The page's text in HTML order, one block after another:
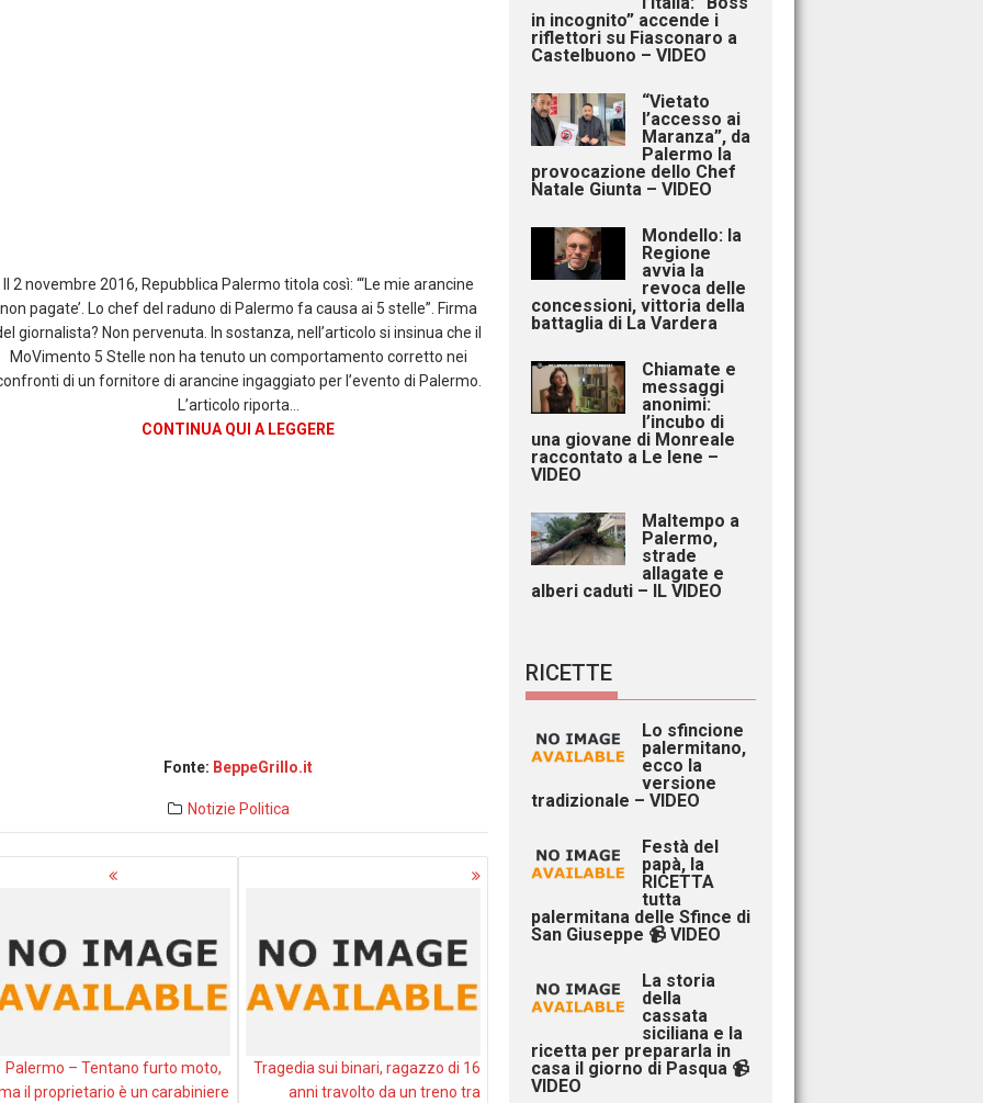
Il 2 novembre 2016, Repubblica Palermo titola così: “‘Le mie arancine
non pagate’. Lo chef del raduno di Palermo fa causa ai 5 stelle”. Firma
giornalista? Non pervenuta. In sostanza, nell’articolo si insinua che il
MoVimento 5 Stelle non ha tenuto un comportamento corretto nei
di un fornitore di arancine ingaggiato per l’evento di Palermo.
L’articolo riporta…
CONTINUA QUI A LEGGERE
Fonte: BeppeGrillo.it
Notizie Politica
Palermo – Tentano furto moto,
il proprietario è un carabiniere
Tragedia sui binari, ragazzo di 16
anni travolto da un treno tra
in incognito” accende i
riflettori su Fiasconaro a
Castelbuono – VIDEO
“Vietato
l’accesso ai
Maranza”, da
Palermo la
provocazione dello Chef
Natale Giunta – VIDEO
Mondello: la
Regione
avvia la
revoca delle
concessioni, vittoria della
battaglia di La Vardera
Chiamate e
messaggi
anonimi:
l’incubo di
una giovane di Monreale
raccontato a Le Iene –
VIDEO
Maltempo a
Palermo,
strade
allagate e
alberi caduti – IL VIDEO
RICETTE
Lo sfincione
palermitano,
ecco la
versione
tradizionale – VIDEO
Festà del
papà, la
RICETTA
tutta
palermitana delle Sfince di
San Giuseppe 📹 VIDEO
La storia
della
cassata
siciliana e la
ricetta per prepararla in
casa il giorno di Pasqua 📹
VIDEO